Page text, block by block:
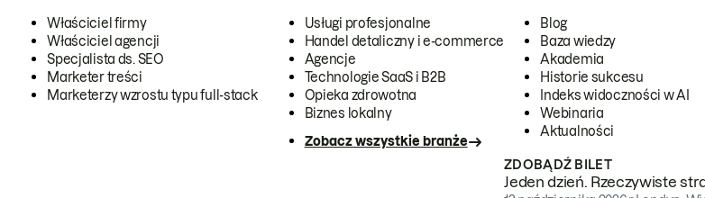
Właściciel firmy
Właściciel agencji
Specjalista ds. SEO
Marketer treści
Marketerzy wzrostu typu full-stack
Usługi profesjonalne
Handel detaliczny i e-commerce
Agencje
Technologie SaaS i B2B
Opieka zdrowotna
Biznes lokalny
Zobacz wszystkie branże
Blog
Baza wiedzy
Akademia
Historie sukcesu
Indeks widoczności w AI
Webinaria
Aktualności
ZDOBĄDŹ BILET
Jeden dzień. Rzeczywiste